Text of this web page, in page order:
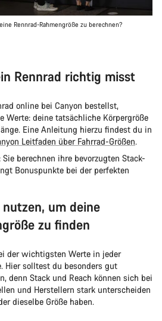
Rennrad-Rahmengröße zu berechnen?
Rennrad richtig misst
online bei Canyon bestellst,
deine tatsächliche Körpergröße
Eine Anleitung hierzu findest du in
Leitfaden über Fahrrad-Größen.
berechnen ihre bevorzugten Stack-
Bonuspunkte bei der perfekten
um deine
zu finden
der wichtigsten Werte in jeder
Hier solltest du besonders gut
denn Stack und Reach können sich bei
und Herstellern stark unterscheiden
dieselbe Größe haben.